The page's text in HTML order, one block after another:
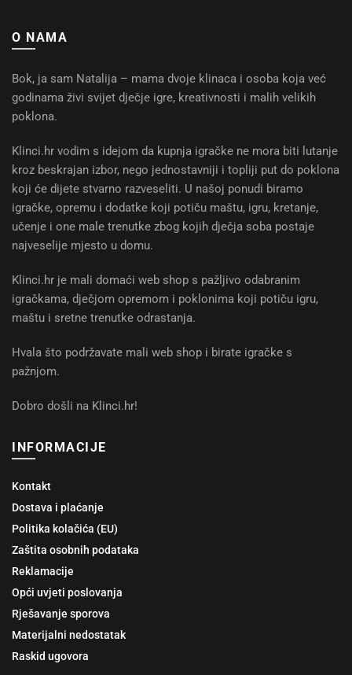
O NAMA
Bok, ja sam Natalija – mama dvoje klinaca i osoba koja već
godinama živi svijet dječje igre, kreativnosti i malih velikih
poklona.
Klinci.hr vodim s idejom da kupnja igračke ne mora biti lutanje
kroz beskrajan izbor, nego jednostavniji i topliji put do poklona
koji će dijete stvarno razveseliti. U našoj ponudi biramo
igračke, opremu i dodatke koji potiču maštu, igru, kretanje,
učenje i one male trenutke zbog kojih dječja soba postaje
najveselije mjesto u domu.
Klinci.hr je mali domaći web shop s pažljivo odabranim
igračkama, dječjom opremom i poklonima koji potiču igru,
maštu i sretne trenutke odrastanja.
Hvala što podržavate mali web shop i birate igračke s
pažnjom.
Dobro došli na Klinci.hr!
INFORMACIJE
Kontakt
Dostava i plaćanje
Politika kolačića (EU)
Zaštita osobnih podataka
Reklamacije
Opći uvjeti poslovanja
Rješavanje sporova
Materijalni nedostatak
Raskid ugovora